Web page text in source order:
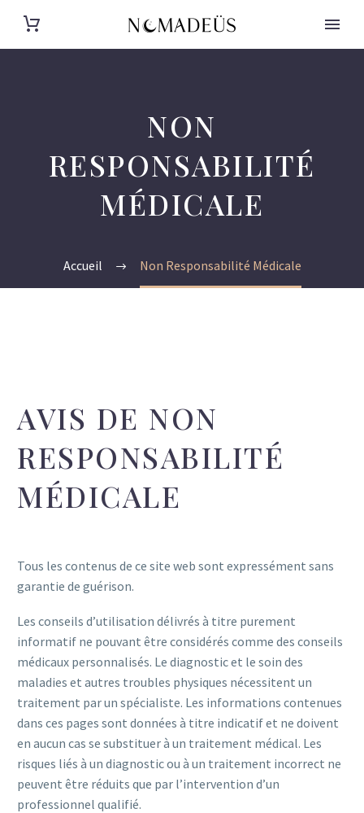
NON
RESPONSABILITÉ
MÉDICALE
Accueil Non Responsabilité Médicale
AVIS DE NON
RESPONSABILITÉ
MÉDICALE
Tous les contenus de ce site web sont expressément sans
garantie de guérison.
Les conseils d’utilisation délivrés à titre purement
informatif ne pouvant être considérés comme des conseils
médicaux personnalisés. Le diagnostic et le soin des
maladies et autres troubles physiques nécessitent un
traitement par un spécialiste. Les informations contenues
dans ces pages sont données à titre indicatif et ne doivent
en aucun cas se substituer à un traitement médical. Les
risques liés à un diagnostic ou à un traitement incorrect ne
peuvent être réduits que par l’intervention d’un
professionnel qualifié.